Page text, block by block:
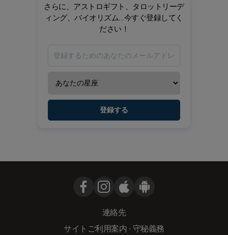
さらに、アストロギフト、タロットリーデ
ィング、バイオリズム...今すぐ登録してく
ださい！
登録する
連絡先
サイトご利用案内-守秘義務